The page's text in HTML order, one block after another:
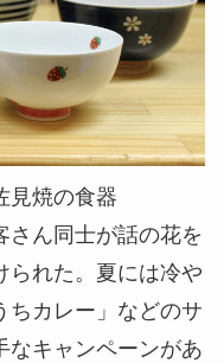
見焼の食器
さん同士が話の花を
られた。夏には冷や
ちカレー」などのサ
なキャンペーンがあ